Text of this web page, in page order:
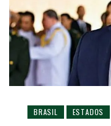
BRASIL ESTADOS